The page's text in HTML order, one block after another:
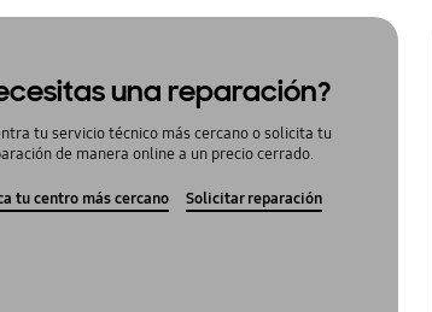
una reparación?
tu servicio técnico más cercano o solicita tu
de manera online a un precio cerrado.
tu centro más cercano Solicitar reparación